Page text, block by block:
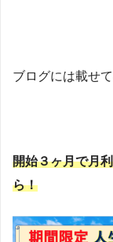
ブログには載せ
開始３ヶ月で月
ら！